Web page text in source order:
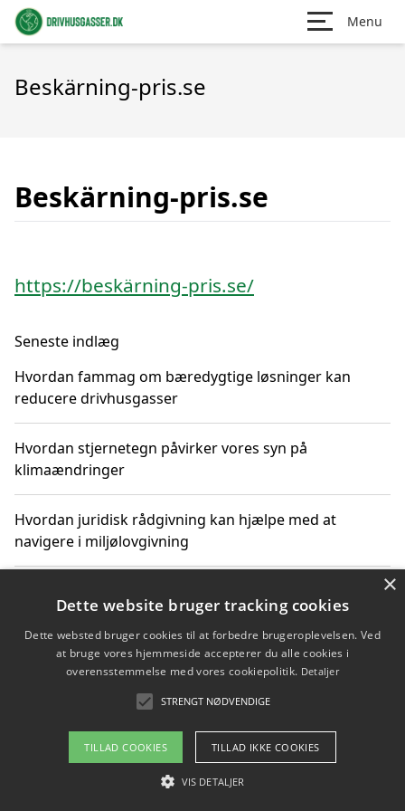
Menu
Beskärning-pris.se
Beskärning-pris.se
https://beskärning-pris.se/
Seneste indlæg
Hvordan fammag om bæredygtige løsninger kan
reducere drivhusgasser
Hvordan stjernetegn påvirker vores syn på
klimaændringer
Hvordan juridisk rådgivning kan hjælpe med at
navigere i miljølovgivning
Hvordan spil og underholdning online kan inspirere til
bæredygtige valg
Køb produkter i danske webshops for at spare på
transport og nedbringe CO2-udledning
Copyright 2026 - Pilanto Aps
Om / kontakt
×
Dette website bruger tracking cookies
Dette websted bruger cookies til at forbedre brugeroplevelsen. Ved
at bruge vores hjemmeside accepterer du alle cookies i
overensstemmelse med vores cookiepolitik. Detaljer
STRENGT NØDVENDIGE
TILLAD COOKIES TILLAD IKKE COOKIES
VIS DETALJER